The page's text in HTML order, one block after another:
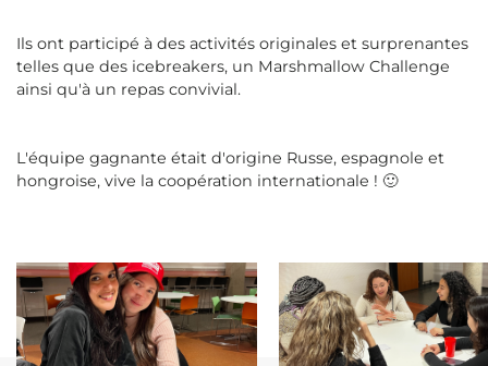
Ils ont participé à des activités originales et surprenantes
telles que des icebreakers, un Marshmallow Challenge
ainsi qu'à un repas convivial.
L'équipe gagnante était d'origine Russe, espagnole et
hongroise, vive la coopération internationale ! 🙂